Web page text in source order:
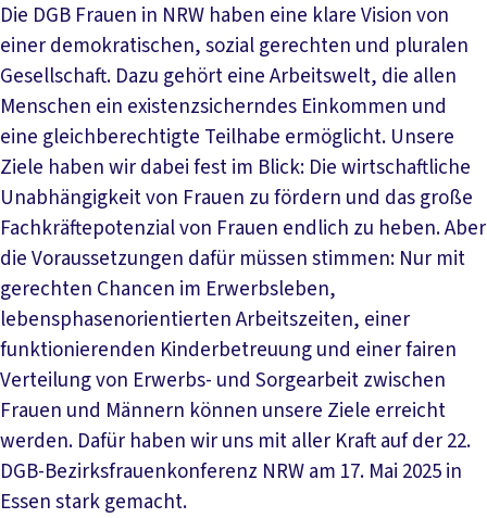
Die DGB Frauen in NRW haben eine klare Vision von
einer demokratischen, sozial gerechten und pluralen
Gesellschaft. Dazu gehört eine Arbeitswelt, die allen
Menschen ein existenzsicherndes Einkommen und
eine gleichberechtigte Teilhabe ermöglicht. Unsere
Ziele haben wir dabei fest im Blick: Die wirtschaftliche
Unabhängigkeit von Frauen zu fördern und das große
Fachkräftepotenzial von Frauen endlich zu heben. Aber
die Voraussetzungen dafür müssen stimmen: Nur mit
gerechten Chancen im Erwerbsleben,
lebensphasenorientierten Arbeitszeiten, einer
funktionierenden Kinderbetreuung und einer fairen
Verteilung von Erwerbs- und Sorgearbeit zwischen
Frauen und Männern können unsere Ziele erreicht
werden. Dafür haben wir uns mit aller Kraft auf der 22.
DGB-Bezirksfrauenkonferenz NRW am 17. Mai 2025 in
Essen stark gemacht.